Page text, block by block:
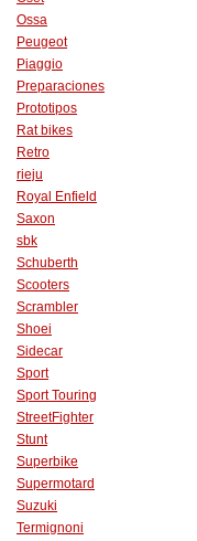
Ossa
Peugeot
Piaggio
Preparaciones
Prototipos
Rat bikes
Retro
rieju
Royal Enfield
Saxon
sbk
Schuberth
Scooters
Scrambler
Shoei
Sidecar
Sport
Sport Touring
StreetFighter
Stunt
Superbike
Supermotard
Suzuki
Termignoni